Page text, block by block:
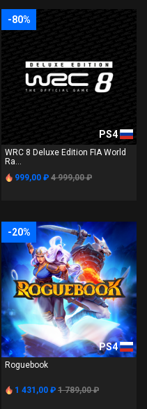
-80%
PS4
WRC 8 Deluxe Edition FIA World
Ra...
999,00 ₽ 4 999,00 ₽
-20%
PS4
Roguebook
1 431,00 ₽ 1 789,00 ₽